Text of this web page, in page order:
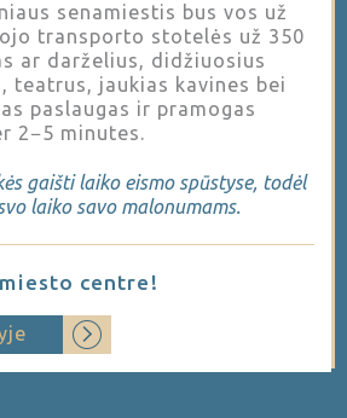
senamiestis bus vos už
transporto stotelės už 350
ar darželius, didžiuosius
teatrus, jaukias kavines bei
paslaugas ir pramogas
2−5 minutes.
gaišti laiko eismo spūstyse, todėl
laiko savo malonumams.
centre!